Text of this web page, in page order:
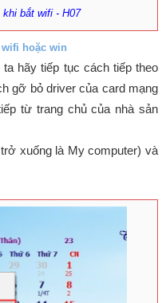
bắt wifi - H07
hoặc win
hãy tiếp tục cách tiếp theo
gỡ bỏ driver của card mạng
từ trang chủ của nhà sản
xuống là My computer) và